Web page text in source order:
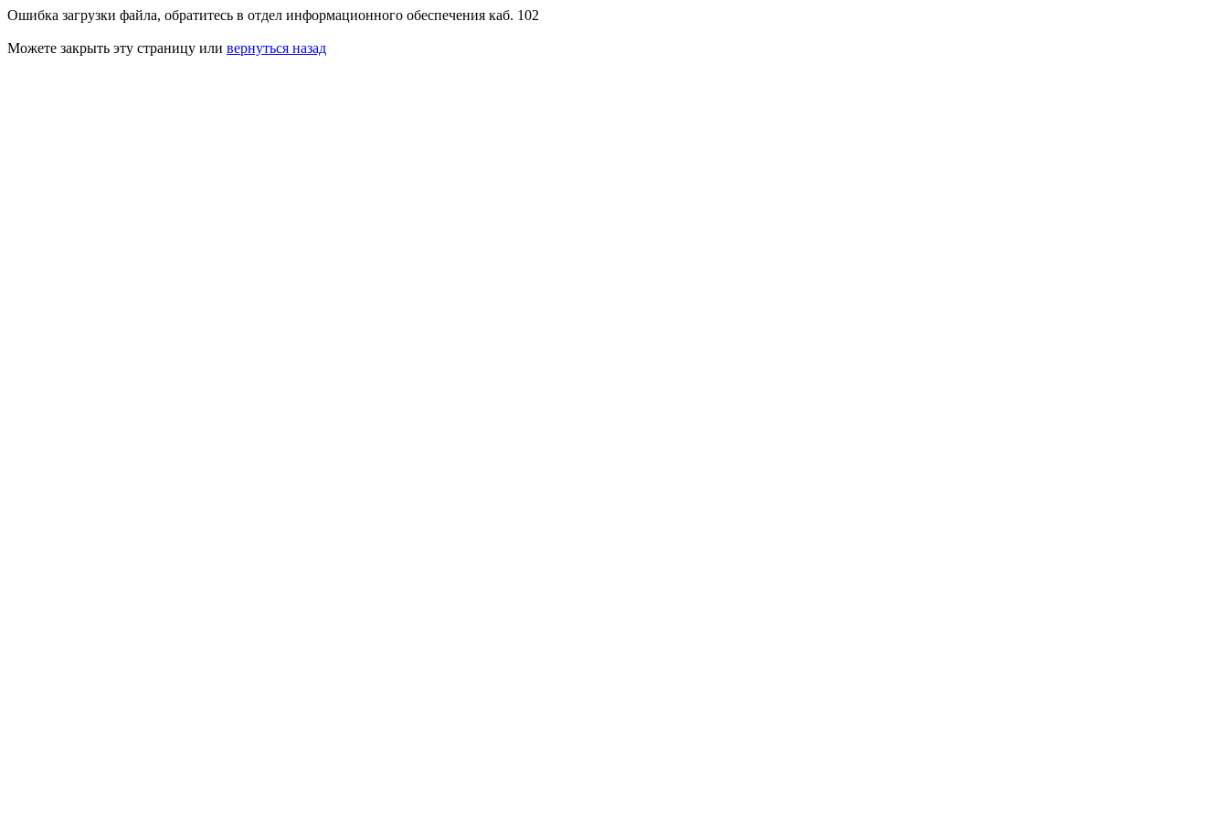
Ошибка загрузки файла, обратитесь в отдел информационного обеспечения каб. 102
Можете закрыть эту страницу или вернуться назад